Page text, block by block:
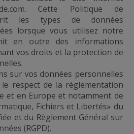
Cette Politique de
les types de données
lorsque vous utilisez notre
en outre des informations
vos droits et la protection de
sur vos données personnelles
respect de la réglementation
et en Europe et notamment de
Fichiers et Libertés» du
et du Règlement Général sur
(RGPD).